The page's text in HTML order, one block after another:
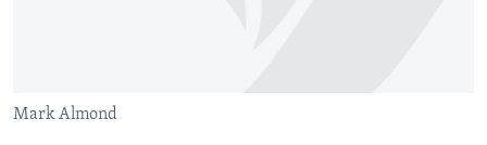
POPLAVE I KLIZIŠTA U BIH 2024.
Mark Almond